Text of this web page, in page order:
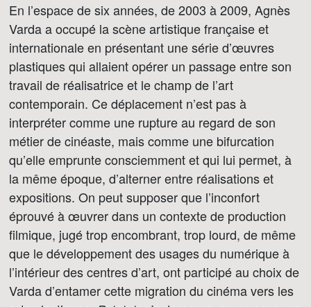
En l’espace de six années, de 2003 à 2009, Agnès
Varda a occupé la scène artistique française et
internationale en présentant une série d’œuvres
plastiques qui allaient opérer un passage entre son
travail de réalisatrice et le champ de l’art
contemporain. Ce déplacement n’est pas à
interpréter comme une rupture au regard de son
métier de cinéaste, mais comme une bifurcation
qu’elle emprunte consciemment et qui lui permet, à
la même époque, d’alterner entre réalisations et
expositions. On peut supposer que l’inconfort
éprouvé à œuvrer dans un contexte de production
filmique, jugé trop encombrant, trop lourd, de même
que le développement des usages du numérique à
l’intérieur des centres d’art, ont participé au choix de
Varda d’entamer cette migration du cinéma vers les